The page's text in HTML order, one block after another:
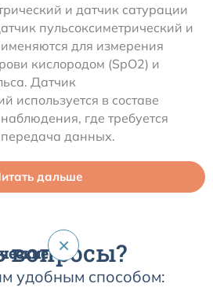
и датчик сатурации
пульсоксиметрический и
для измерения
кислородом (SpO2) и
Датчик
используется в составе
где требуется
данных.
дальше
×
вопросы?
удобным способом: